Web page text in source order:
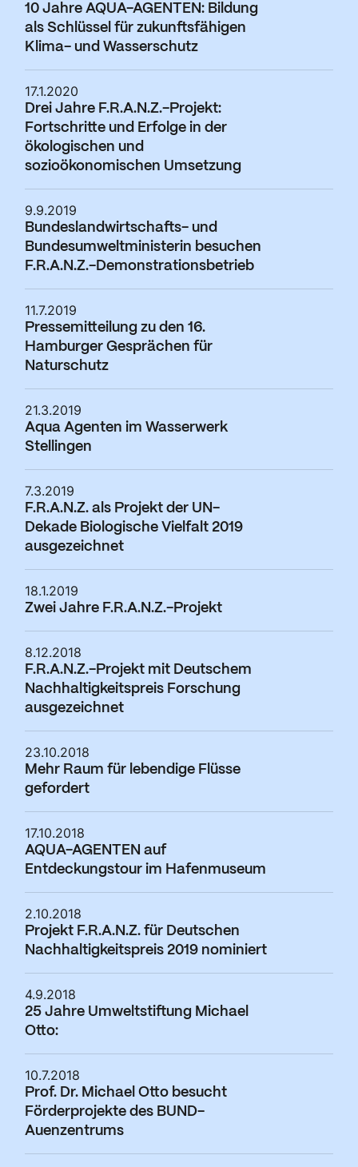
10 Jahre AQUA-AGENTEN: Bildung
als Schlüssel für zukunftsfähigen
Klima- und Wasserschutz
17.1.2020
Drei Jahre F.R.A.N.Z.-Projekt:
Fortschritte und Erfolge in der
ökologischen und
sozioökonomischen Umsetzung
9.9.2019
Bundeslandwirtschafts- und
Bundesumweltministerin besuchen
F.R.A.N.Z.-Demonstrationsbetrieb
11.7.2019
Pressemitteilung zu den 16.
Hamburger Gesprächen für
Naturschutz
21.3.2019
Aqua Agenten im Wasserwerk
Stellingen
7.3.2019
F.R.A.N.Z. als Projekt der UN-
Dekade Biologische Vielfalt 2019
ausgezeichnet
18.1.2019
Zwei Jahre F.R.A.N.Z.-Projekt
8.12.2018
F.R.A.N.Z.-Projekt mit Deutschem
Nachhaltigkeitspreis Forschung
ausgezeichnet
23.10.2018
Mehr Raum für lebendige Flüsse
gefordert
17.10.2018
AQUA-AGENTEN auf
Entdeckungstour im Hafenmuseum
2.10.2018
Projekt F.R.A.N.Z. für Deutschen
Nachhaltigkeitspreis 2019 nominiert
4.9.2018
25 Jahre Umweltstiftung Michael
Otto:
10.7.2018
Prof. Dr. Michael Otto besucht
Förderprojekte des BUND-
Auenzentrums